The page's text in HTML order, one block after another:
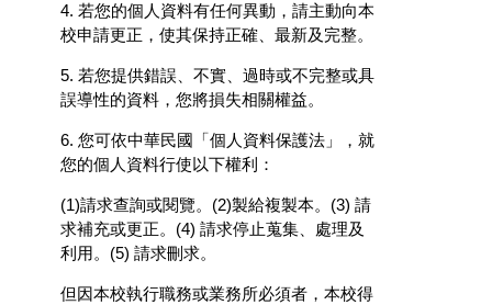
4. 若您的個人資料有任何異動，請主動向本
校申請更正，使其保持正確、最新及完整。
5. 若您提供錯誤、不實、過時或不完整或具
誤導性的資料，您將損失相關權益。
6. 您可依中華民國「個人資料保護法」，就
您的個人資料行使以下權利：
(1)請求查詢或閱覽。(2)製給複製本。(3) 請
求補充或更正。(4) 請求停止蒐集、處理及
利用。(5) 請求刪求。
但因本校執行職務或業務所必須者，本校得